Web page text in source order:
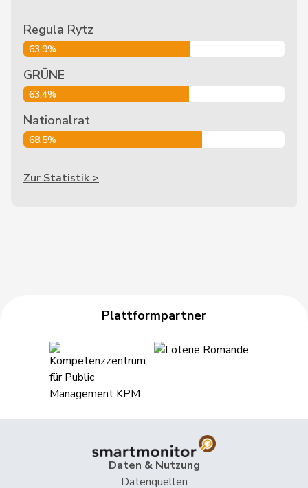
Regula Rytz
63,9%
GRÜNE
63,4%
Nationalrat
68,5%
Zur Statistik >
Plattformpartner
Daten & Nutzung
Datenquellen